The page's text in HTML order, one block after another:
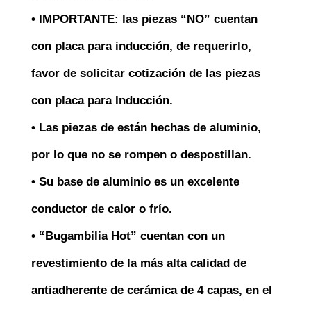
• IMPORTANTE: las piezas “NO” cuentan
con placa para inducción, de requerirlo,
favor de solicitar cotización de las piezas
con placa para Inducción.
• Las piezas de están hechas de aluminio,
por lo que no se rompen o despostillan.
• Su base de aluminio es un excelente
conductor de calor o frío.
• “Bugambilia Hot” cuentan con un
revestimiento de la más alta calidad de
antiadherente de cerámica de 4 capas, en el